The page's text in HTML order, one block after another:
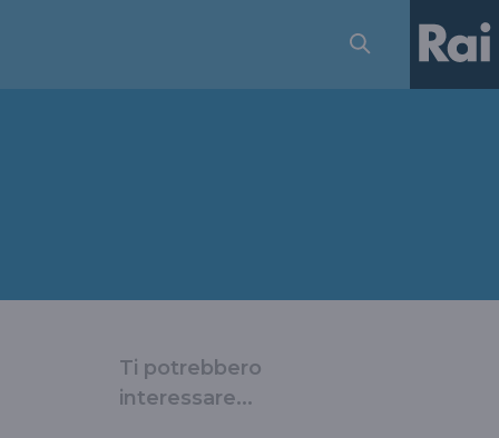
Ti potrebbero
interessare...